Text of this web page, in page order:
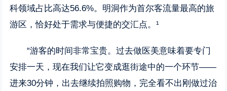
科领域占比高达56.6%。明洞作为首尔客流量最高的旅
游区，恰好处于需求与便捷的交汇点。¹
“游客的时间非常宝贵。过去做医美意味着要专门
安排一天，现在我们让它变成逛街途中的一个环节——
进来30分钟，出去继续拍照购物，完全看不出刚做过治